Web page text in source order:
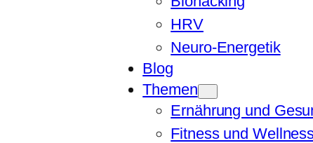
HRV
Neuro-Energetik
Blog
Themen
Ernährung und
Fitness und